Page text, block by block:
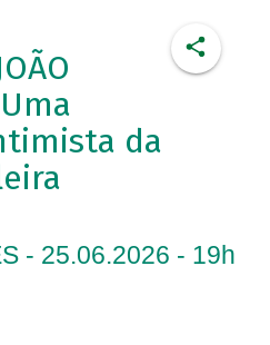
da
- 25.06.2026 - 19h